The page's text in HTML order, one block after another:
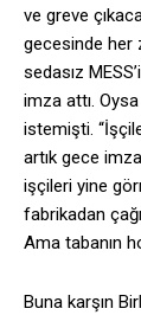
ve greve
gecesinde her
sedasız
imza attı.
istemişti.
artık gece
işçileri yine
fabrikadan
Ama tabanın
Buna karşın